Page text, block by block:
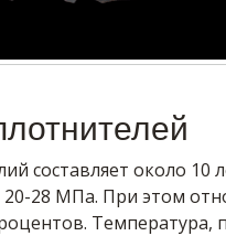
составляет около 10
28 МПа. При этом